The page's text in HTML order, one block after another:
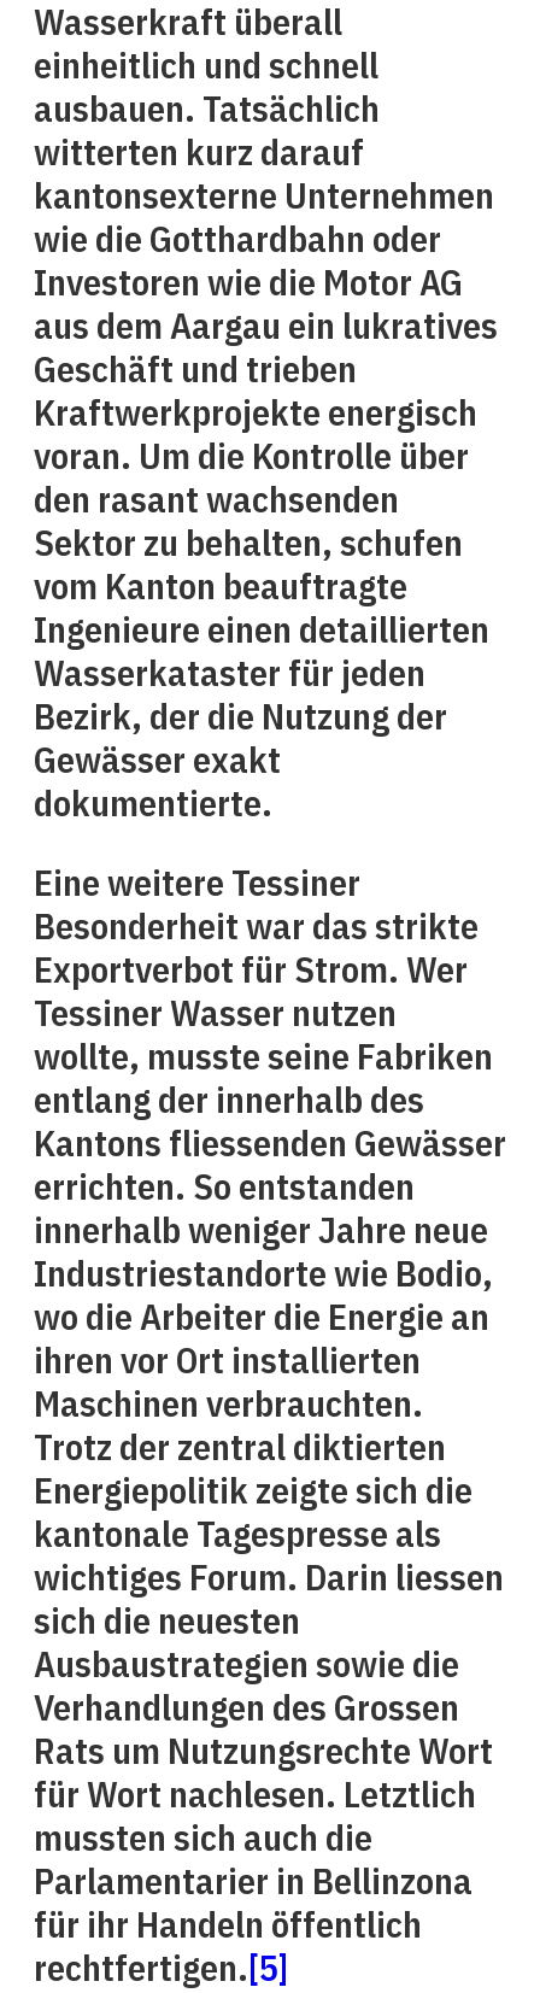
Wasserkraft überall
einheitlich und schnell
ausbauen. Tatsächlich
witterten kurz darauf
kantonsexterne Unternehmen
wie die Gotthardbahn oder
Investoren wie die Motor AG
aus dem Aargau ein lukratives
Geschäft und trieben
Kraftwerkprojekte energisch
voran. Um die Kontrolle über
den rasant wachsenden
Sektor zu behalten, schufen
vom Kanton beauftragte
Ingenieure einen detaillierten
Wasserkataster für jeden
Bezirk, der die Nutzung der
Gewässer exakt
dokumentierte.
Eine weitere Tessiner
Besonderheit war das strikte
Exportverbot für Strom. Wer
Tessiner Wasser nutzen
wollte, musste seine Fabriken
entlang der innerhalb des
Kantons fliessenden Gewässer
errichten. So entstanden
innerhalb weniger Jahre neue
Industriestandorte wie Bodio,
wo die Arbeiter die Energie an
ihren vor Ort installierten
Maschinen verbrauchten.
Trotz der zentral diktierten
Energiepolitik zeigte sich die
kantonale Tagespresse als
wichtiges Forum. Darin liessen
sich die neuesten
Ausbaustrategien sowie die
Verhandlungen des Grossen
Rats um Nutzungsrechte Wort
für Wort nachlesen. Letztlich
mussten sich auch die
Parlamentarier in Bellinzona
für ihr Handeln öffentlich
rechtfertigen.[5]